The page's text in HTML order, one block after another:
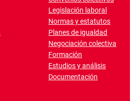
Legislación laboral
Normas y estatutos
Planes de igualdad
Negociación colectiva
Formación
Estudios y análisis
Documentación